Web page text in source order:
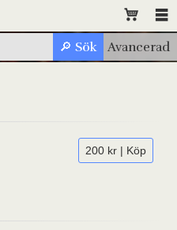
200 kr | Köp